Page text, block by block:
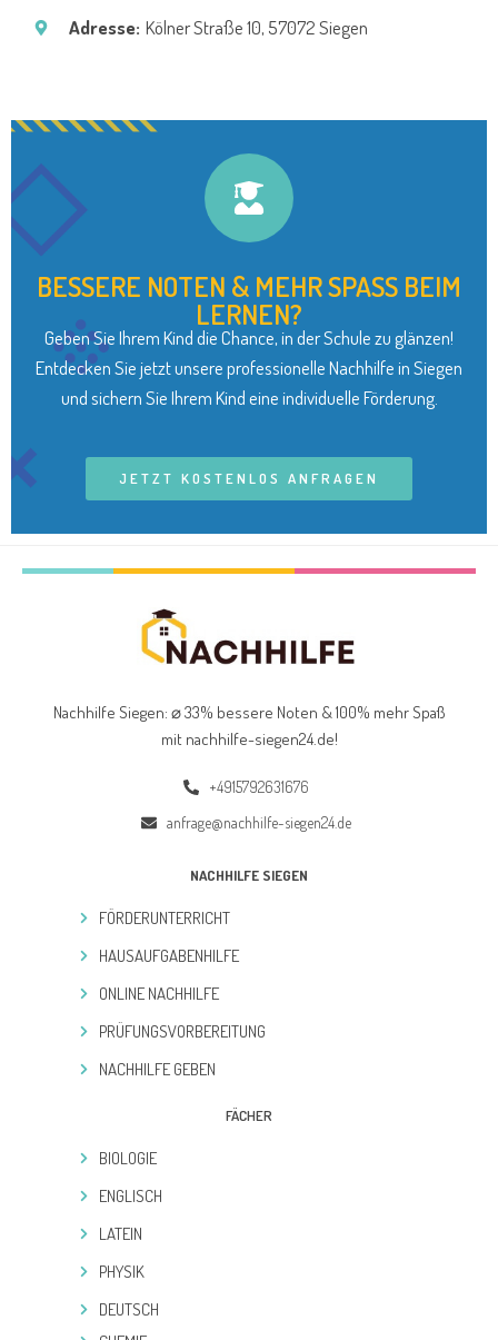
Adresse: Kölner Straße 10, 57072 Siegen
BESSERE NOTEN & MEHR SPASS BEIM
LERNEN?
Geben Sie Ihrem Kind die Chance, in der Schule zu glänzen!
Entdecken Sie jetzt unsere professionelle Nachhilfe in Siegen
und sichern Sie Ihrem Kind eine individuelle Förderung.
JETZT KOSTENLOS ANFRAGEN
Nachhilfe Siegen: ⌀ 33% bessere Noten & 100% mehr Spaß
mit nachhilfe-siegen24.de!
+4915792631676
anfrage@nachhilfe-siegen24.de
NACHHILFE SIEGEN
FÖRDERUNTERRICHT
HAUSAUFGABENHILFE
ONLINE NACHHILFE
PRÜFUNGSVORBEREITUNG
NACHHILFE GEBEN
FÄCHER
BIOLOGIE
ENGLISCH
LATEIN
PHYSIK
DEUTSCH